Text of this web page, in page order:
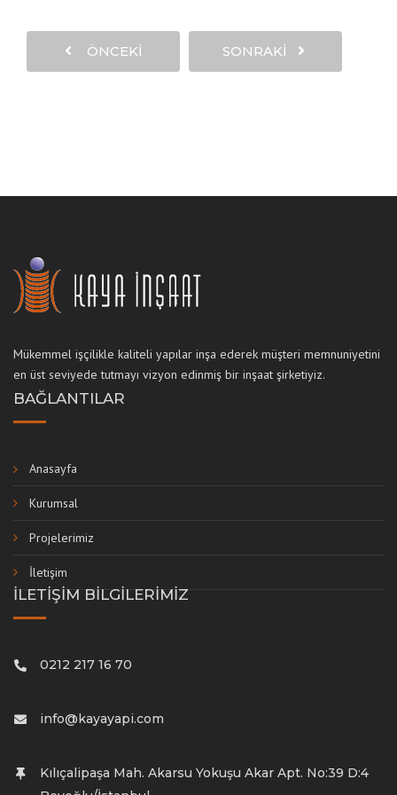
ÖNCEKI SONRAKI
Mükemmel işçilikle kaliteli yapılar inşa ederek müşteri memnuniyetini
en üst seviyede tutmayı vizyon edinmiş bir inşaat şirketiyiz.
BAĞLANTILAR
Anasayfa
Kurumsal
Projelerimiz
İletişim
İLETİŞİM BİLGİLERİMİZ
0212 217 16 70
info@kayayapi.com
Kılıçalipaşa Mah. Akarsu Yokuşu Akar Apt. No:39 D:4